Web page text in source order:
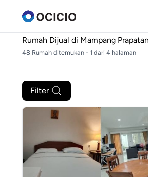
Rumah Dijual di Mampang
48 Rumah ditemukan - 1 dari 4 halaman
Filter